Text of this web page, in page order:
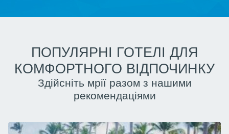
ПОПУЛЯРНІ ГОТЕЛІ ДЛЯ
КОМФОРТНОГО ВІДПОЧИНКУ
Здійсніть мрії разом з нашими
рекомендаціями